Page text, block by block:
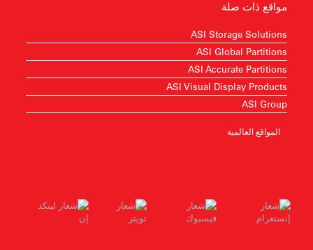
مواقع ذات صلة
ASI Storage Solutions
ASI Global Partitions
ASI Accurate Partitions
ASI Visual Display Products
ASI Group
المواقع العالمية